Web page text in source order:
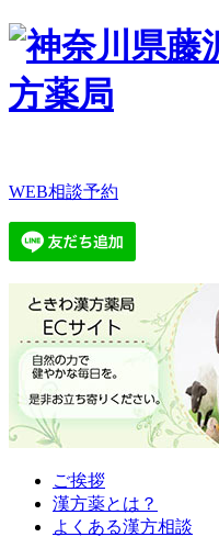
WEB相談予約
ご挨拶
漢方薬とは？
よくある漢方相談